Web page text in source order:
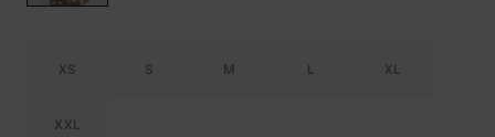
XS S M L XL
XXL